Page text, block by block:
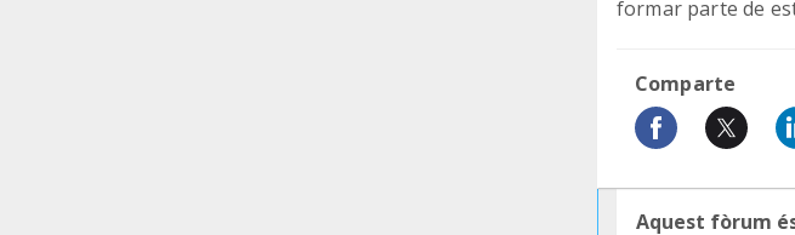
formar parte de
Comparte
Aquest fòrum